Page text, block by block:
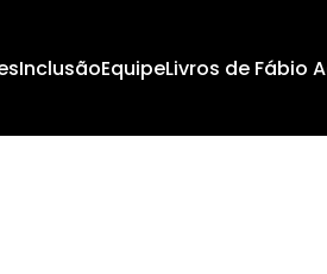
InclusãoEquipeLivros de Fábio